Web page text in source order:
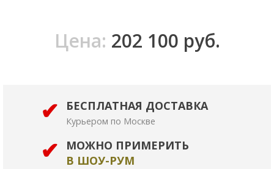
202 100 руб.
БЕСПЛАТНАЯ ДОСТАВКА
Курьером по Москве
МОЖНО ПРИМЕРИТЬ
В ШОУ-РУМ